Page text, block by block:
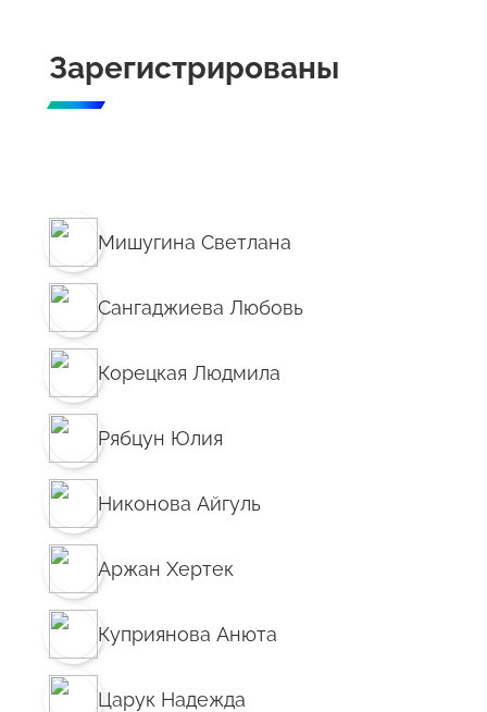
Зарегистрированы
Мишугина Светлана
Сангаджиева Любовь
Корецкая Людмила
Рябцун Юлия
Никонова Айгуль
Аржан Хертек
Куприянова Анюта
Царук Надежда